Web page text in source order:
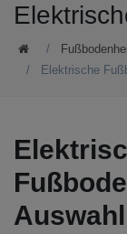
Elektrische